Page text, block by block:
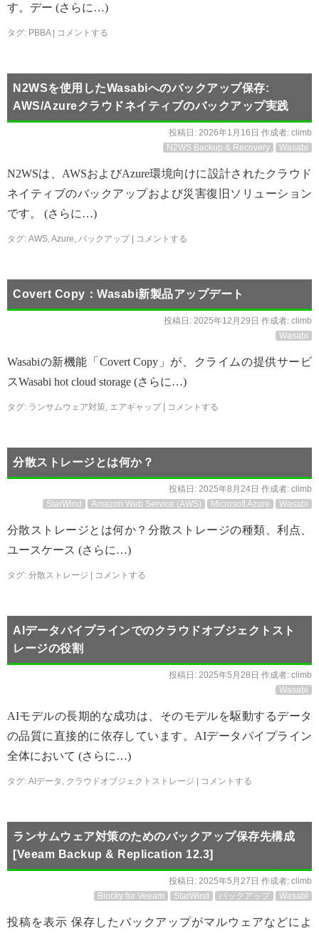
す。デー (さらに…)
タグ: PBBA コメントする
N2WSを使用したWasabiへのバックアップ保存:
AWS/Azureクラウドネイティブのバックアップ実践
投稿日: 2026年1月16日 作成者: climb
N2WS Backup & Recovery
Wasabi
N2WSは、AWSおよびAzure環境向けに設計されたクラウド
ネイティブのバックアップおよび災害復旧ソリューション
です。 (さらに…)
タグ: AWS,Azure, バックアップ コメントする
Covert Copy：Wasabi新製品アップデート
投稿日: 2025年12月29日 作成者: climb
Wasabi
Wasabiの新機能「Covert Copy」が、クライムの提供サービ
スWasabi hot cloud storage (さらに…)
タグ: ランサムウェア対策, エアギャップ コメントする
分散ストレージとは何か？
投稿日: 2025年8月24日 作成者: climb
StarWind
Amazon Web Service (AWS) Microsoft Azure Wasabi
分散ストレージとは何か？分散ストレージの種類、利点、
ユースケース (さらに…)
タグ: 分散ストレージ コメントする
AIデータパイプラインでのクラウドオブジェクトスト
レージの役割
投稿日: 2025年5月28日 作成者: climb
Wasabi
AIモデルの長期的な成功は、そのモデルを駆動するデータ
の品質に直接的に依存しています。AIデータパイプライン
全体において (さらに…)
タグ: AIデータ , クラウドオブジェクトストレージ コメントする
ランサムウェア対策のためのバックアップ保存先構成
[Veeam Backup & Replication 12.3]
投稿日: 2025年5月27日 作成者: climb
Blocky for Veeam
StarWind バックアップ Wasabi
投稿を表示 保存したバックアップがマルウェアなどによ